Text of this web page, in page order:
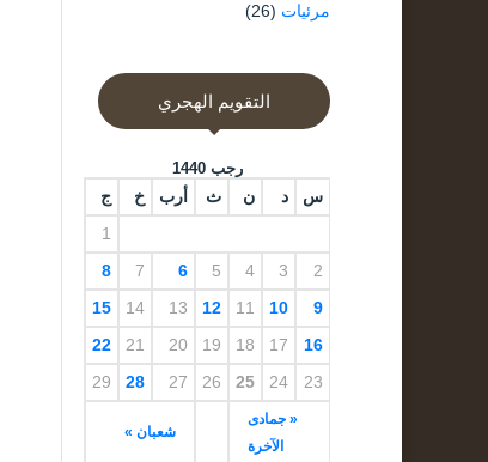
مرئيات (26)
التقويم الهجري
رجب 1440
س د ن ث أرب خ ج
« جمادى
الآخرة
شعبان »
1
2
3
4
5
6
7
8
9
10
11
12
13
14
15
16
17
18
19
20
21
22
23
24
25
26
27
28
29